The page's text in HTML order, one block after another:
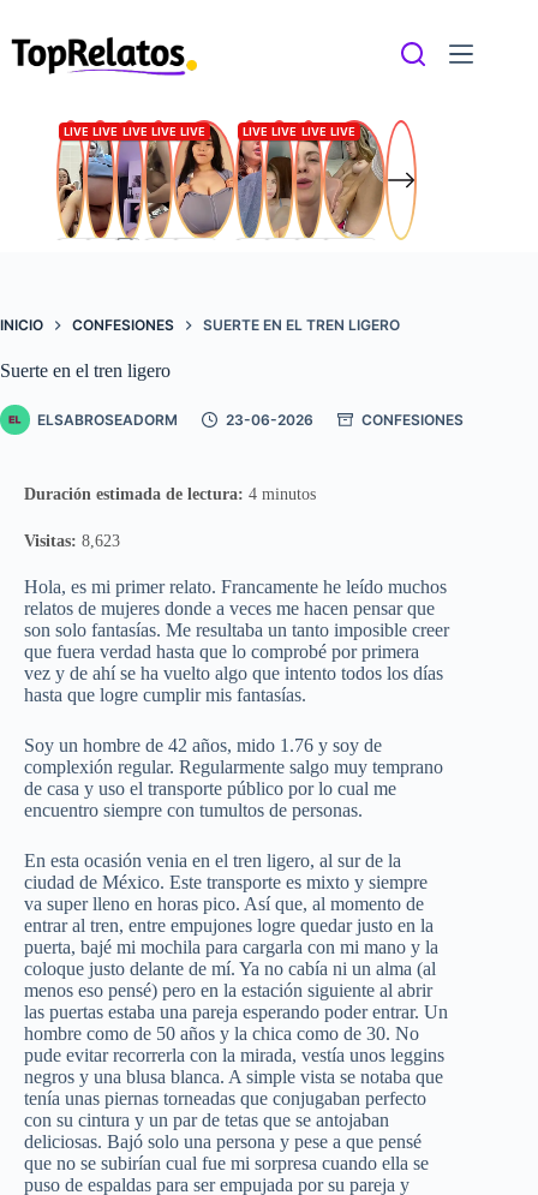
contenido
INICIO CONFESIONES SUERTE EN EL TREN LIGERO
Suerte en el tren ligero
ELSABROSEADORM 23-06-2026 CONFESIONES
Duración estimada de lectura: 4 minutos
Visitas: 8,623
Hola, es mi primer relato. Francamente he leído muchos
relatos de mujeres donde a veces me hacen pensar que
son solo fantasías. Me resultaba un tanto imposible creer
que fuera verdad hasta que lo comprobé por primera
vez y de ahí se ha vuelto algo que intento todos los días
hasta que logre cumplir mis fantasías.
Soy un hombre de 42 años, mido 1.76 y soy de
complexión regular. Regularmente salgo muy temprano
de casa y uso el transporte público por lo cual me
encuentro siempre con tumultos de personas.
En esta ocasión venia en el tren ligero, al sur de la
ciudad de México. Este transporte es mixto y siempre
va super lleno en horas pico. Así que, al momento de
entrar al tren, entre empujones logre quedar justo en la
puerta, bajé mi mochila para cargarla con mi mano y la
coloque justo delante de mí. Ya no cabía ni un alma (al
menos eso pensé) pero en la estación siguiente al abrir
las puertas estaba una pareja esperando poder entrar. Un
hombre como de 50 años y la chica como de 30. No
pude evitar recorrerla con la mirada, vestía unos leggins
negros y una blusa blanca. A simple vista se notaba que
tenía unas piernas torneadas que conjugaban perfecto
con su cintura y un par de tetas que se antojaban
deliciosas. Bajó solo una persona y pese a que pensé
que no se subirían cual fue mi sorpresa cuando ella se
puso de espaldas para ser empujada por su pareja y